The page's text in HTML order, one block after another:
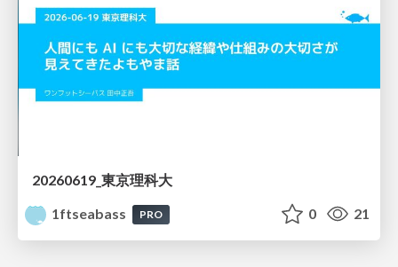
20260619_東京理科大
1ftseabass
PRO 0 21